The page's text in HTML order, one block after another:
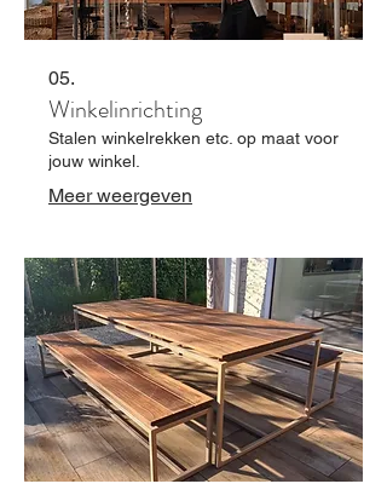
05.
Winkelinrichting
Stalen winkelrekken etc. op maat voor
jouw winkel.
Meer weergeven